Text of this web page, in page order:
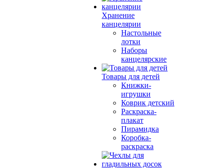
Хранение
канцелярии
Настольные
лотки
Наборы
канцелярские
Товары для детей
Книжки-
игрушки
Коврик детский
Раскраска-
плакат
Пирамидка
Коробка-
раскраска